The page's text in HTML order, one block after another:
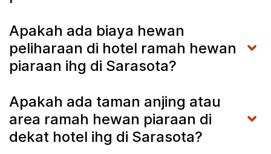
Apakah ada biaya hewan
peliharaan di hotel ramah hewan
piaraan ihg di Sarasota?
Apakah ada taman anjing atau
area ramah hewan piaraan di
dekat hotel ihg di Sarasota?